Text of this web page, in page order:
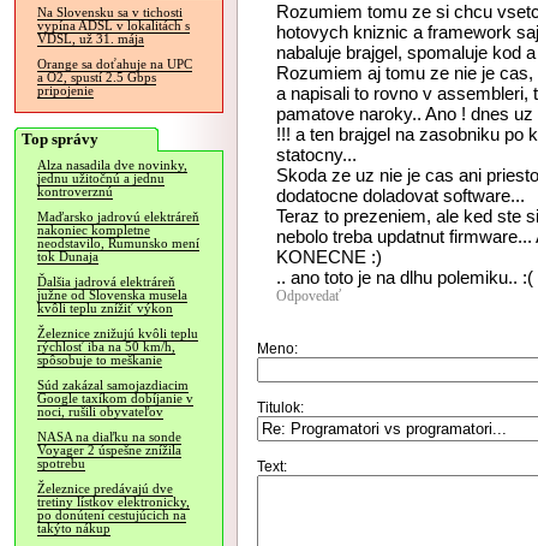
Na Slovensku sa v tichosti
vypína ADSL v lokalitách s
VDSL, už 31. mája
Orange sa doťahuje na UPC
a O2, spustí 2.5 Gbps
pripojenie
Top správy
Alza nasadila dve novinky,
jednu užitočnú a jednu
kontroverznú
Maďarsko jadrovú elektráreň
nakoniec kompletne
neodstavilo, Rumunsko mení
tok Dunaja
Ďalšia jadrová elektráreň
južne od Slovenska musela
kvôli teplu znížiť výkon
Železnice znižujú kvôli teplu
rýchlosť iba na 50 km/h,
spôsobuje to meškanie
Súd zakázal samojazdiacim
Google taxíkom dobíjanie v
noci, rušili obyvateľov
NASA na diaľku na sonde
Voyager 2 úspešne znížila
spotrebu
Železnice predávajú dve
tretiny lístkov elektronicky,
po donútení cestujúcich na
takýto nákup
Rozumiem tomu ze si chcu
hotovych kniznic a framework
nabaluje brajgel, spomaluje kod
Rozumiem aj tomu ze nie je
a napisali to rovno v assembleri,
pamatove naroky.. Ano ! dnes
!!! a ten brajgel na zasobniku po
statocny...
Skoda ze uz nie je cas ani
dodatocne doladovat software...
Teraz to prezeniem, ale ked ste
nebolo treba updatnut
KONECNE :)
.. ano toto je na dlhu polemiku.. :(
Odpovedať
Meno:
Titulok:
Text: